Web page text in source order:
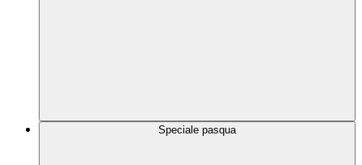
Speciale pasqua